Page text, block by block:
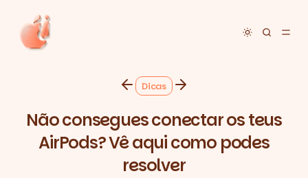
Toggle
Dicas
Não consegues conectar os teus
AirPods? Vê aqui como podes
resolver